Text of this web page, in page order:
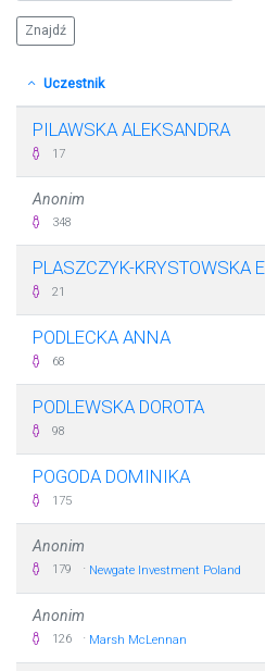
Uczestnik
PILAWSKA ALEKSANDRA
17
Anonim
348
PLASZCZYK-KRYSTOWSKA
21
PODLECKA ANNA
68
PODLEWSKA DOROTA
98
POGODA DOMINIKA
175
Anonim
179 · Newgate Investment Poland
Anonim
126 · Marsh McLennan